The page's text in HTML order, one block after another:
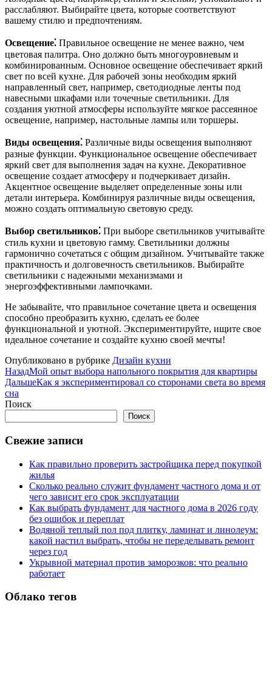
расслабляют. Выбирайте цвета, которые соответствуют
вашему стилю и предпочтениям.
Освещение⁚ Правильное освещение не менее важно, чем
цветовая палитра. Оно должно быть многоуровневым и
комбинированным. Основное освещение обеспечивает яркий
свет по всей кухне. Для рабочей зоны необходим яркий
направленный свет, например, светодиодные ленты под
навесными шкафами или точечные светильники. Для
создания уютной атмосферы используйте мягкое рассеянное
освещение, например, настольные лампы или торшеры.
Виды освещения⁚ Различные виды освещения выполняют
разные функции. Функциональное освещение обеспечивает
яркий свет для выполнения задач на кухне. Декоративное
освещение создает атмосферу и подчеркивает дизайн.
Акцентное освещение выделяет определенные зоны или
детали интерьера. Комбинируя различные виды освещения,
можно создать оптимальную световую среду.
Выбор светильников⁚ При выборе светильников учитывайте
стиль кухни и цветовую гамму. Светильники должны
гармонично сочетаться с общим дизайном. Учитывайте также
практичность и долговечность светильников. Выбирайте
светильники с надежными механизмами и
энергоэффективными лампочками.
Не забывайте, что правильное сочетание цвета и освещения
способно преобразить кухню, сделать ее более
функциональной и уютной. Экспериментируйте, ищите свое
идеальное сочетание и создайте кухню своей мечты!
Опубликовано в рубрике Дизайн кухни
НазадМой опыт выбора напольного покрытия для квартиры
ДальшеКак я экспериментировал со сторонами света во время
сна
Поиск
Поиск
Свежие записи
Как правильно проверить застройщика перед покупкой
жилья
Сколько реально служит фундамент частного дома и от
чего зависит его срок эксплуатации
Как выбрать фундамент для частного дома в 2026 году
без ошибок и переплат
Водяной теплый пол под плитку, ламинат и линолеум:
какой настил выбрать, чтобы не переделывать ремонт
через год
Укрывной материал против заморозков: что реально
работает
Облако тегов